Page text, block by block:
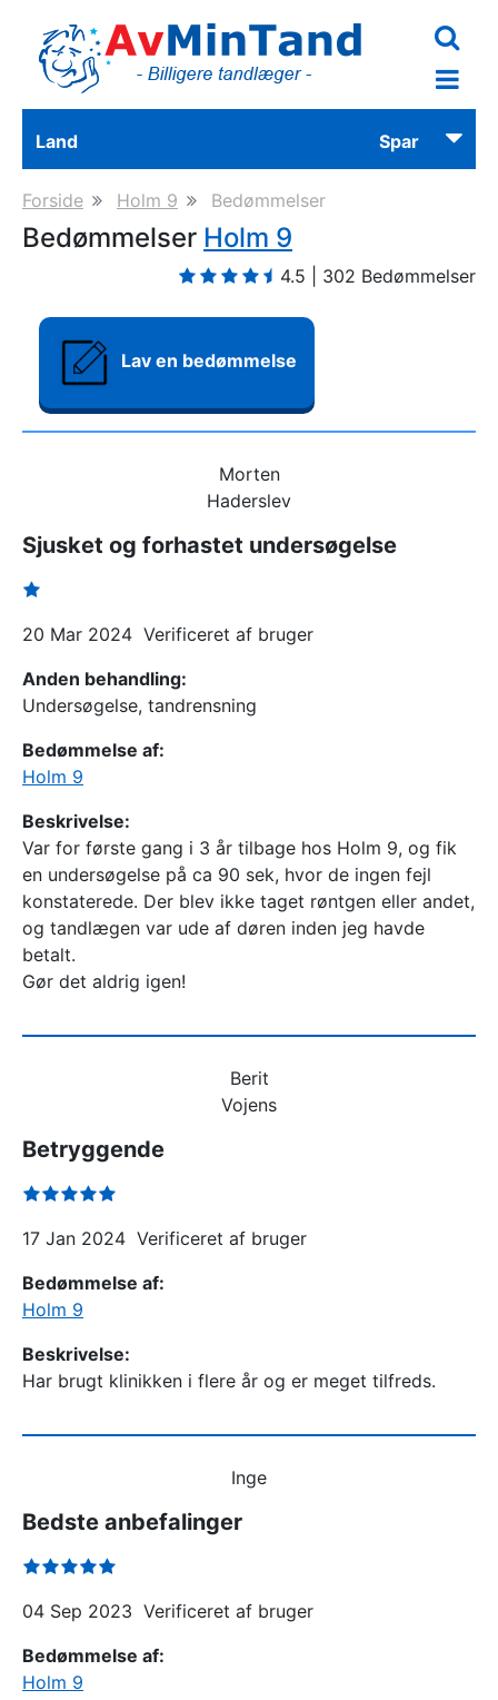
Skip
to
main
content
Land
Spar
Forside Holm 9 Bedømmelser
Bedømmelser Holm 9
4.5 302 Bedømmelser
Lav en bedømmelse
Morten
Haderslev
Sjusket og forhastet undersøgelse
20 Mar 2024 Verificeret af bruger
Anden behandling:
Undersøgelse, tandrensning
Bedømmelse af:
Holm 9
Beskrivelse:
Var for første gang i 3 år tilbage hos Holm 9, og fik
en undersøgelse på ca 90 sek, hvor de ingen fejl
konstaterede. Der blev ikke taget røntgen eller andet,
og tandlægen var ude af døren inden jeg havde
betalt.
Gør det aldrig igen!
Berit
Vojens
Betryggende
17 Jan 2024 Verificeret af bruger
Bedømmelse af:
Holm 9
Beskrivelse:
Har brugt klinikken i flere år og er meget tilfreds.
Inge
Bedste anbefalinger
04 Sep 2023 Verificeret af bruger
Bedømmelse af:
Holm 9